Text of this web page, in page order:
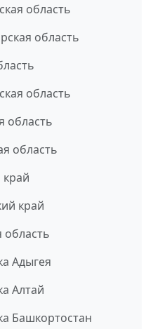
область
область
область
область
область
край
область
Адыгея
Алтай
Башкортостан